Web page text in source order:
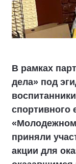
В рамках
дела» под
спортивного
приняли
акции для